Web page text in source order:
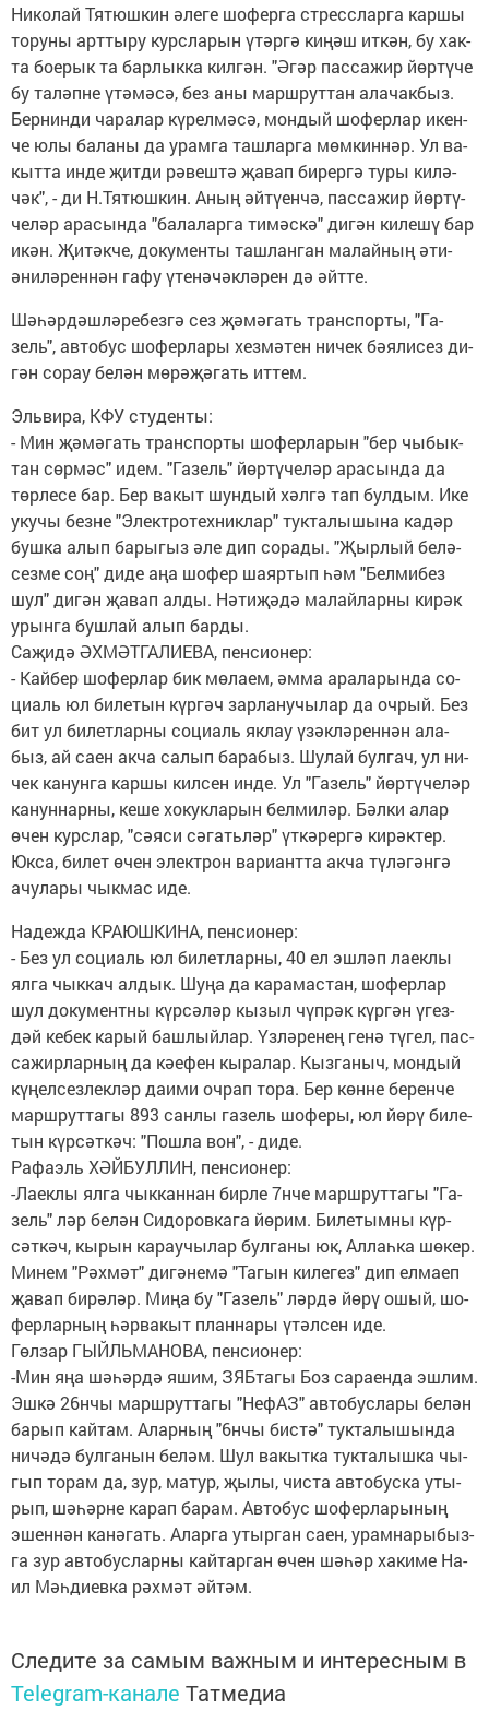
Ни­ко­лай Тя­тюш­кин әле­ге шо­фер­га стресс­лар­га кар­шы
то­ру­ны арт­ты­ру курс­ла­рын үтәр­гә ки­ңәш ит­кән, бу хак­
та бо­е­рык та бар­лык­ка кил­гән. "Әгәр пас­са­жир йөр­тү­че
бу та­ләп­не үтә­мә­сә, без аны марш­рут­тан ала­чак­быз.
Бер­нин­ди ча­ра­лар кү­рел­мә­сә, мон­дый шо­фер­лар икен­
че юлы ба­ла­ны да урам­га таш­лар­га мөм­кин­нәр. Ул ва­
кыт­та ин­де җит­ди рә­веш­тә җа­вап би­рер­гә ту­ры ки­лә­
чәк", - ди Н.Тя­тюш­кин. Аның әй­тү­ен­чә, пас­са­жир йөр­тү­
че­ләр ара­сын­да "ба­ла­лар­га ти­мәс­кә" ди­гән ки­ле­шү бар
икән. Җи­тәк­че, до­ку­мен­ты таш­лан­ган ма­лай­ның әти-
әни­лә­рен­нән га­фу үте­нә­чәк­лә­рен дә әйт­те.
Шә­һәр­дәш­лә­ре­без­гә сез җә­мә­гать тран­с­пор­ты, "Га­
зель", ав­то­бус шо­фер­ла­ры хез­мә­тен ни­чек бә­я­ли­сез ди­
гән со­рау бе­лән мө­рә­җә­гать ит­тем.
Эль­ви­ра, КФУ сту­ден­ты:
- Мин җә­мә­гать тран­с­пор­ты шо­фер­ла­рын "бер чы­бык­
тан сөр­мәс" идем. "Га­зель" йөр­тү­че­ләр ара­сын­да да
төр­ле­се бар. Бер ва­кыт шун­дый хәл­гә тап бул­дым. Ике
уку­чы без­не "Элек­тро­тех­ник­лар" тук­та­лы­шы­на ка­дәр
буш­ка алып ба­ры­гыз әле дип со­ра­ды. "Җыр­лый бе­лә­
сез­ме соң" ди­де аңа шо­фер ша­яр­тып һәм "Бел­ми­без
шул" ди­гән җа­вап ал­ды. Нә­ти­җә­дә ма­лай­лар­ны ки­рәк
урын­га буш­лай алып бар­ды.
Са­җи­дә ӘХ­МӘТ­ГА­ЛИ­Е­ВА, пен­си­о­нер:
- Кай­бер шо­фер­лар бик мө­ла­ем, әм­ма ара­ла­рын­да со­
ци­аль юл би­ле­тын күр­гәч зар­ла­ну­чы­лар да оч­рый. Без
бит ул би­лет­лар­ны со­ци­аль як­лау үзәк­лә­рен­нән ала­
быз, ай са­ен ак­ча са­лып ба­ра­быз. Шу­лай бул­гач, ул ни­
чек ка­нун­га кар­шы кил­сен ин­де. Ул "Га­зель" йөр­тү­че­ләр
ка­нун­нар­ны, ке­ше хо­кук­ла­рын бел­ми­ләр. Бәл­ки алар
өчен курс­лар, "сә­я­си сә­гать­ләр" үт­кә­рер­гә ки­рәк­тер.
Юк­са, би­лет өчен элек­трон ва­ри­ант­та ак­ча тү­лә­гән­гә
ачу­ла­ры чык­мас иде.
На­деж­да КРА­ЮШ­КИ­НА, пен­си­о­нер:
- Без ул со­ци­аль юл би­лет­лар­ны, 40 ел эш­ләп ла­ек­лы
ял­га чык­кач ал­дык. Шу­ңа да ка­ра­мас­тан, шо­фер­лар
шул до­ку­мент­ны күр­сә­ләр кы­зыл чүп­рәк күр­гән үгез­
дәй ке­бек ка­рый баш­лый­лар. Үз­лә­ре­нең ге­нә тү­гел, пас­
са­жир­лар­ның да кә­е­фен кы­ра­лар. Кыз­га­ныч, мон­дый
кү­ңел­сез­лек­ләр да­и­ми оч­рап то­ра. Бер көн­не бе­рен­че
марш­рут­та­гы 893 сан­лы га­зель шо­фе­ры, юл йө­рү би­ле­
тын күр­сәт­кәч: "Пош­ла вон", - ди­де.
Ра­фа­эль ХӘЙ­БУЛ­ЛИН, пен­си­о­нер:
-Ла­ек­лы ял­га чык­кан­нан бир­ле 7нче марш­рут­та­гы "Га­
зель" ләр бе­лән Си­до­ров­ка­га йө­рим. Би­ле­тым­ны күр­
сәт­кәч, кы­рын ка­рау­чы­лар бул­га­ны юк, Ал­лаһ­ка шө­кер.
Ми­нем "Рәх­мәт" ди­гә­не­мә "Та­гын ки­ле­гез" дип ел­ма­еп
җа­вап би­рә­ләр. Ми­ңа бу "Га­зель" ләр­дә йө­рү ошый, шо­
фер­лар­ның һәр­ва­кыт план­на­ры үтәл­сен иде.
Гөл­зар ГЫЙЛЬ­МА­НО­ВА, пен­си­о­нер:
-Мин яңа шә­һәр­дә яшим, ЗЯБ­та­гы Боз са­ра­ен­да эш­лим.
Эш­кә 26нчы марш­рут­та­гы "Не­фАЗ" ав­то­бус­ла­ры бе­лән
ба­рып кай­там. Алар­ның "6нчы бис­тә" тук­та­лы­шын­да
ни­чә­дә бул­га­нын бе­ләм. Шул ва­кыт­ка тук­та­лыш­ка чы­
гып то­рам да, зур, ма­тур, җы­лы, чис­та ав­то­бус­ка уты­
рып, шә­һәр­не ка­рап ба­рам. Ав­то­бус шо­фер­ла­ры­ның
эшен­нән ка­нә­гать. Алар­га утыр­ган са­ен, урам­на­ры­быз­
га зур ав­то­бус­лар­ны кай­тар­ган өчен шә­һәр ха­ки­ме На­
ил Мәһ­ди­ев­ка рәх­мәт әй­тәм.
Следите за самым важным и интересным в
Telegram-канале Татмедиа